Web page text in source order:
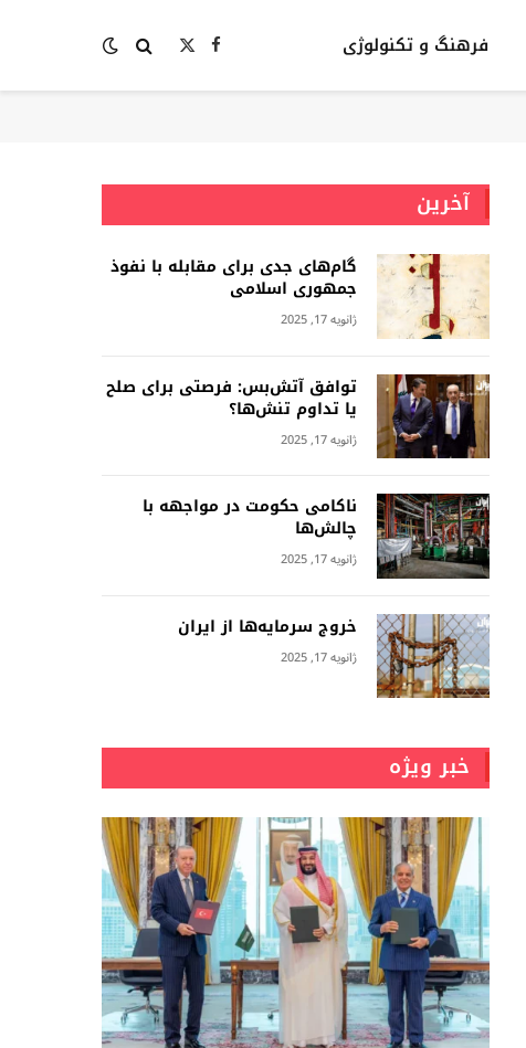
فرهنگ و تکنولوژی Facebook
X
آخرین
گام‌های جدی برای مقابله با نفوذ
جمهوری اسلامى
ژانویه 17, 2025
توافق آتش‌بس: فرصتی برای صلح
یا تداوم تنش‌ها؟
ژانویه 17, 2025
ناکامی حکومت در مواجهه با
چالش‌ها
ژانویه 17, 2025
خروج سرمایه‌ها از ایران
ژانویه 17, 2025
خبر ویژه